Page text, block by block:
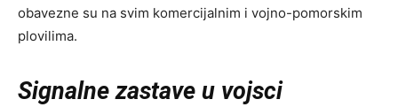
obavezne su na svim komercijalnim i vojno-pomorskim
plovilima.
Signalne zastave u vojsci